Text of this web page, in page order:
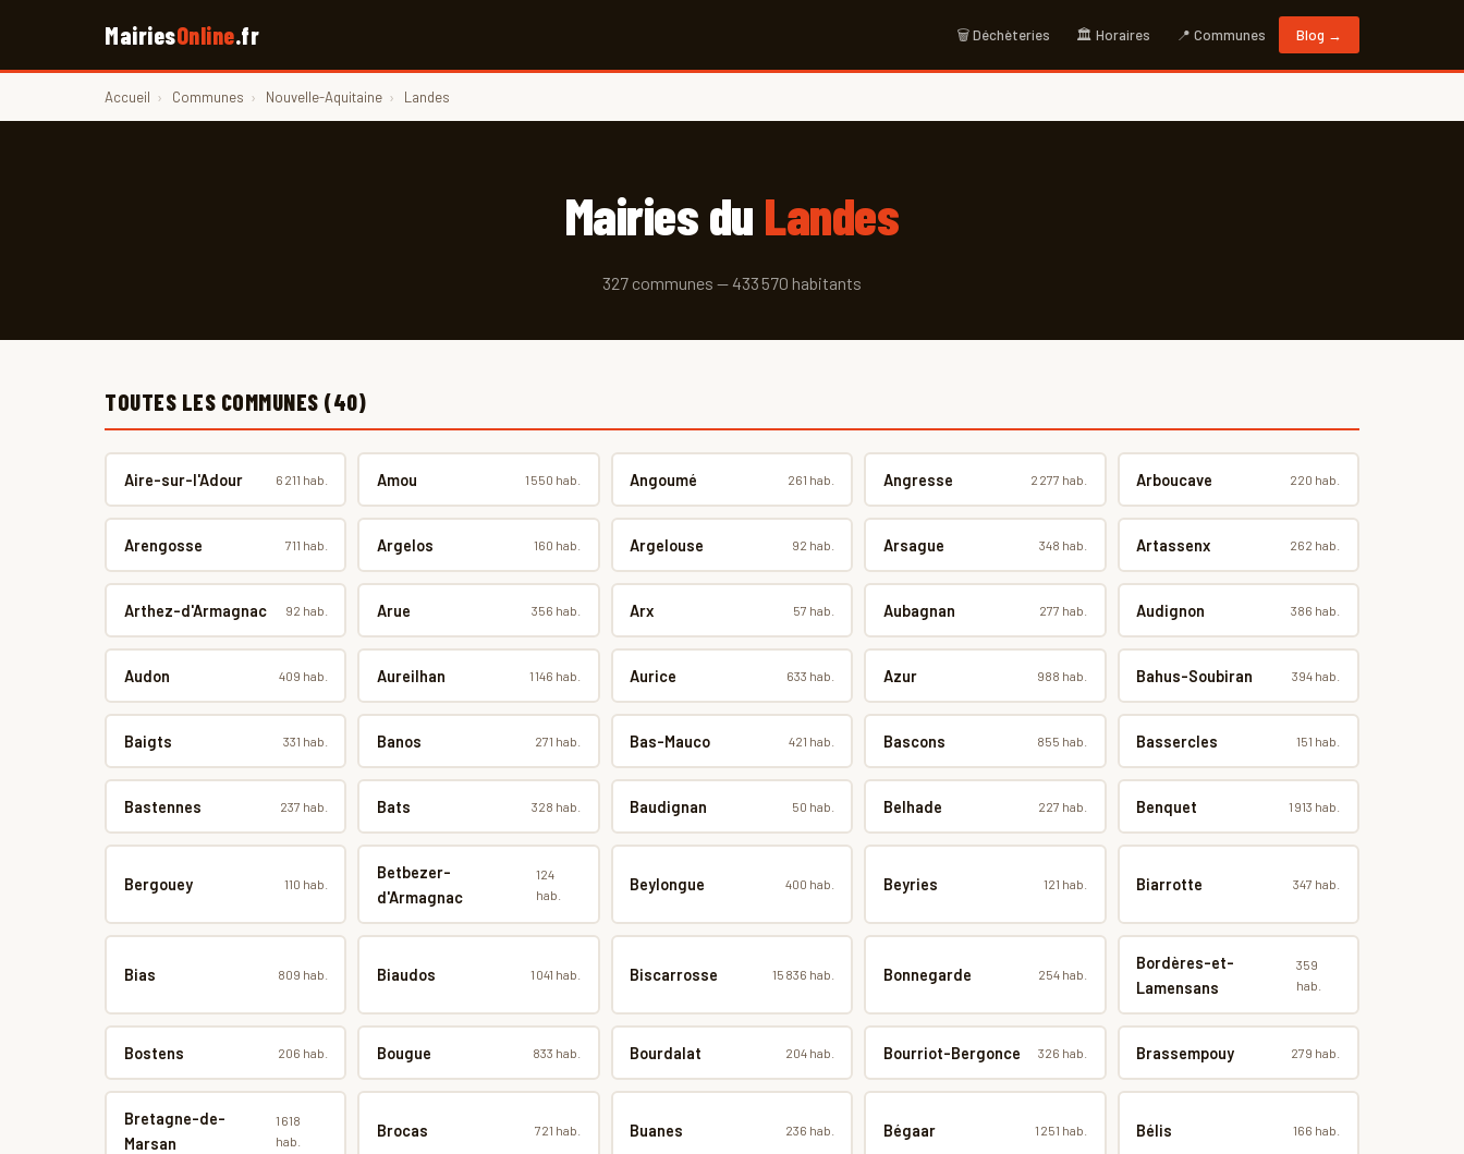
MairiesOnline.fr 🗑 Déchèteries 🏛 Horaires 📍 Communes Blog →
Accueil › Communes › Nouvelle-Aquitaine › Landes
Mairies du Landes
327 communes — 433 570 habitants
TOUTES LES COMMUNES (40)
Aire-sur-l'Adour 6 211 hab. Amou 1 550 hab. Angoumé 261 hab. Angresse 2 277 hab. Arboucave 220 hab.
Arengosse 711 hab. Argelos 160 hab. Argelouse 92 hab. Arsague 348 hab. Artassenx 262 hab.
Arthez-d'Armagnac 92 hab. Arue 356 hab. Arx 57 hab. Aubagnan 277 hab. Audignon 386 hab.
Audon 409 hab. Aureilhan 1 146 hab. Aurice 633 hab. Azur 988 hab. Bahus-Soubiran 394 hab.
Baigts 331 hab. Banos 271 hab. Bas-Mauco 421 hab. Bascons 855 hab. Bassercles 151 hab.
Bastennes 237 hab. Bats 328 hab. Baudignan 50 hab. Belhade 227 hab. Benquet 1 913 hab.
Bergouey 110 hab.
Betbezer-
d'Armagnac
124
hab.
Beylongue 400 hab. Beyries 121 hab. Biarrotte 347 hab.
Bias 809 hab. Biaudos 1 041 hab. Biscarrosse 15 836 hab. Bonnegarde 254 hab.
Bordères-et-
Lamensans
359
hab.
Bostens 206 hab. Bougue 833 hab. Bourdalat 204 hab. Bourriot-Bergonce 326 hab. Brassempouy 279 hab.
Bretagne-de-
Marsan
1 618
hab.
Brocas 721 hab. Buanes 236 hab. Bégaar 1 251 hab. Bélis 166 hab.